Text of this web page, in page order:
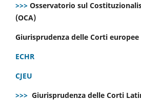
>>> Osservatorio sul
(OCA)
Giurisprudenza delle Corti europee
ECHR
CJEU
>>> Giurisprudenza delle Corti